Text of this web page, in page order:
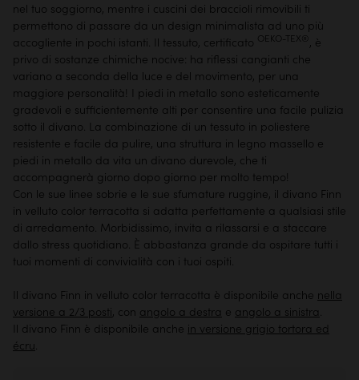
nel tuo soggiorno, mentre i cuscini dei braccioli rimovibili ti
permettono di passare da un design minimalista ad uno più
accogliente in pochi istanti. Il tessuto, certificato OEKO-TEX® , è
privo di sostanze chimiche nocive: ha riflessi cangianti che
variano a seconda della luce e del movimento, per una
maggiore personalità! I piedi in metallo sono esteticamente
gradevoli e sufficientemente alti per consentire una facile pulizia
sotto il divano. La combinazione di un tessuto in poliestere
resistente e facile da pulire, una struttura in legno massello e
piedi in metallo da vita un divano durevole, che ti
accompagnerà giorno dopo giorno per molto tempo!
Con le sue linee sobrie e le sue sfumature ruggine, il divano Finn
in velluto color terracotta si adatta perfettamente a qualsiasi stile
di arredamento. Morbidissimo, invita a rilassarsi e a staccare
dallo stress quotidiano. È abbastanza grande da ospitare tutti i
tuoi momenti di convivialità con i tuoi ospiti.
Il divano Finn in velluto color terracotta è disponibile anche nella
versione a 2/3 posti, con angolo a destra e angolo a sinistra.
Il divano Finn è disponibile anche in versione grigio tortora ed
écru.